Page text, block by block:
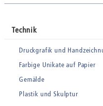
Technik
Druckgrafik und
Farbige Unikate auf Papier
Gemälde
Plastik und Skulptur